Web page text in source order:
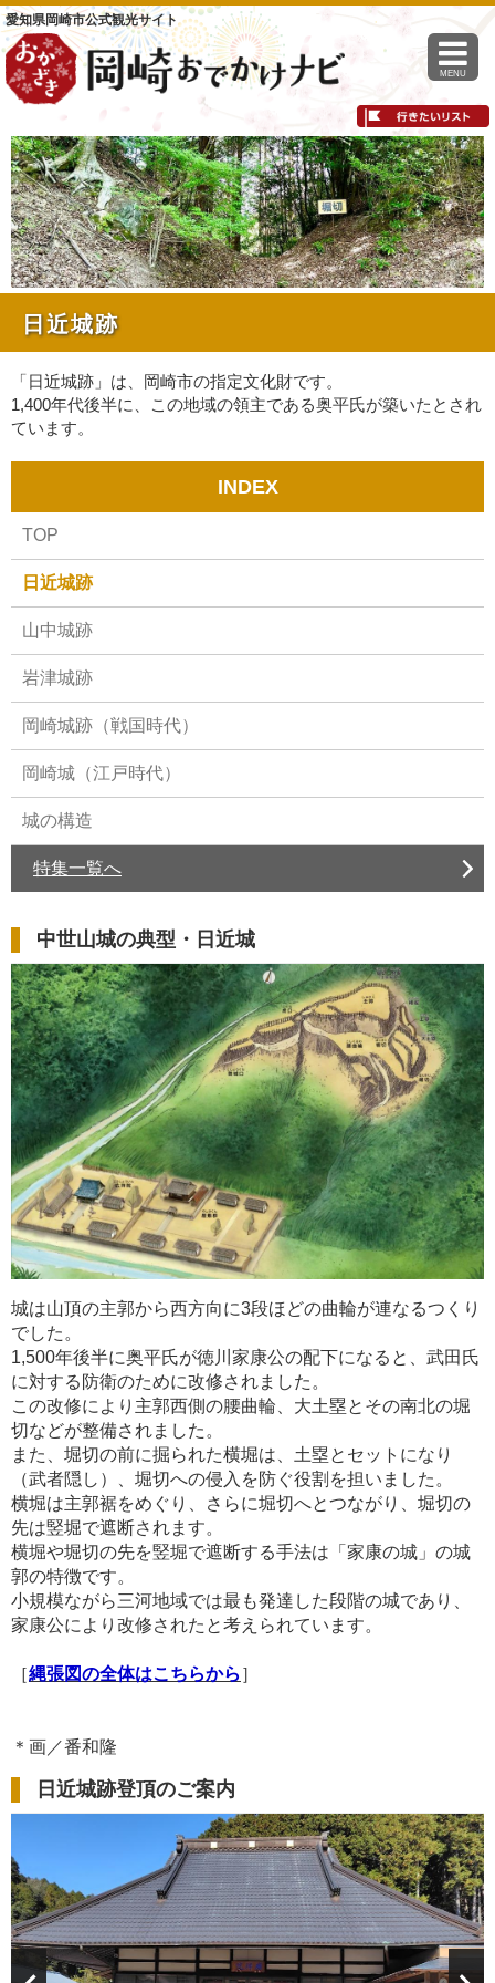
愛知県岡崎市公式観光サイト
MENU
日近城跡
「日近城跡」は、岡崎市の指定文化財です。
1,400年代後半に、この地域の領主である奥平氏が築いたとされ
ています。
INDEX
TOP
日近城跡
山中城跡
岩津城跡
岡崎城跡（戦国時代）
岡崎城（江戸時代）
城の構造
特集一覧へ
中世山城の典型・日近城
城は山頂の主郭から西方向に3段ほどの曲輪が連なるつくり
でした。
1,500年後半に奥平氏が徳川家康公の配下になると、武田氏
に対する防衛のために改修されました。
この改修により主郭西側の腰曲輪、大土塁とその南北の堀
切などが整備されました。
また、堀切の前に掘られた横堀は、土塁とセットになり
（武者隠し）、堀切への侵入を防ぐ役割を担いました。
横堀は主郭裾をめぐり、さらに堀切へとつながり、堀切の
先は竪堀で遮断されます。
横堀や堀切の先を竪堀で遮断する手法は「家康の城」の城
郭の特徴です。
小規模ながら三河地域では最も発達した段階の城であり、
家康公により改修されたと考えられています。
［縄張図の全体はこちらから ］
＊画／番和隆
日近城跡登頂のご案内